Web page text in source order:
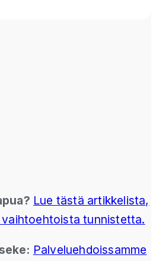
Lue tästä artikkelista,
tunnistetta.
Palveluehdoissamme